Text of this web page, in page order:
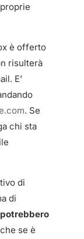
è offerto
risulterà
E’
. Se
chi sta
di
di
se è